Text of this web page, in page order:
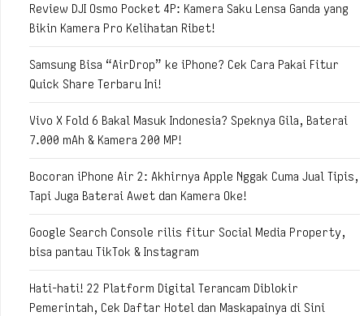
Review DJI Osmo Pocket 4P: Kamera Saku Lensa Ganda yang
Bikin Kamera Pro Kelihatan Ribet!
Samsung Bisa “AirDrop” ke iPhone? Cek Cara Pakai Fitur
Quick Share Terbaru Ini!
Vivo X Fold 6 Bakal Masuk Indonesia? Speknya Gila, Baterai
7.000 mAh & Kamera 200 MP!
Bocoran iPhone Air 2: Akhirnya Apple Nggak Cuma Jual Tipis,
Tapi Juga Baterai Awet dan Kamera Oke!
Google Search Console rilis fitur Social Media Property,
bisa pantau TikTok & Instagram
Hati-hati! 22 Platform Digital Terancam Diblokir
Pemerintah, Cek Daftar Hotel dan Maskapainya di Sini